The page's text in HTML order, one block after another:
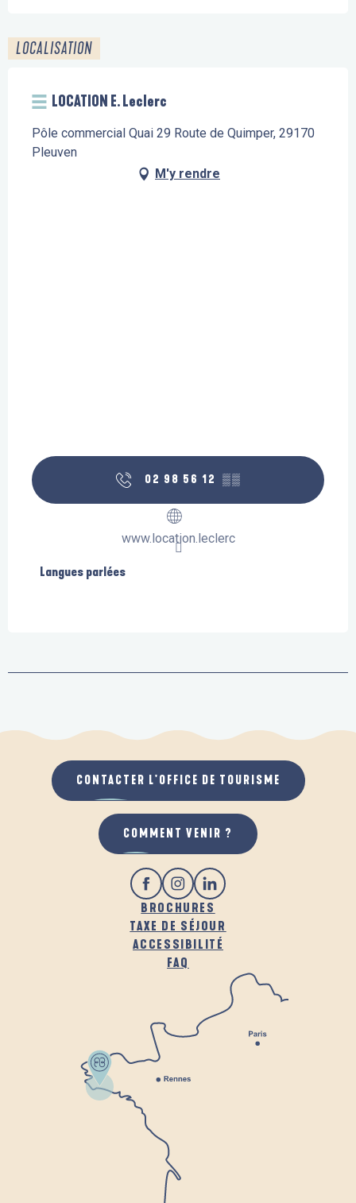
LOCALISATION
LOCATION E. Leclerc
Pôle commercial Quai 29 Route de Quimper, 29170
Pleuven
M'y rendre
02 98 56 12 ▒▒
www.location.leclerc
Langues parlées
Langues parlées
BROCHURES
TAXE DE SÉJOUR
ACCESSIBILITÉ
FAQ
CONTACTER L'OFFICE DE TOURISME
COMMENT VENIR ?